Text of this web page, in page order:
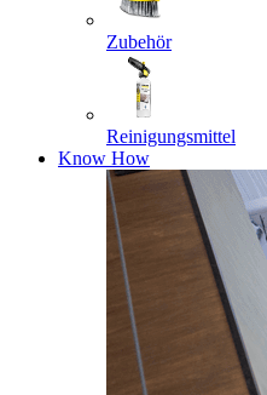
Zubehör
Reinigungsmittel
Know How